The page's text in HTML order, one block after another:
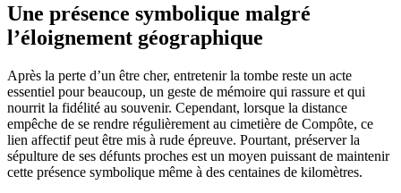
Une présence symbolique malgré
l’éloignement géographique
Après la perte d’un être cher, entretenir la tombe reste un acte
essentiel pour beaucoup, un geste de mémoire qui rassure et qui
nourrit la fidélité au souvenir. Cependant, lorsque la distance
empêche de se rendre régulièrement au cimetière de Compôte, ce
lien affectif peut être mis à rude épreuve. Pourtant, préserver la
sépulture de ses défunts proches est un moyen puissant de maintenir
cette présence symbolique même à des centaines de kilomètres.